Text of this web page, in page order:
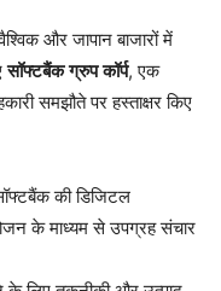
और जापान बाजारों में
सॉफ्टबैंक ग्रुप कॉर्प, एक
समझौते पर हस्ताक्षर किए
की डिजिटल
के माध्यम से उपग्रह संचार